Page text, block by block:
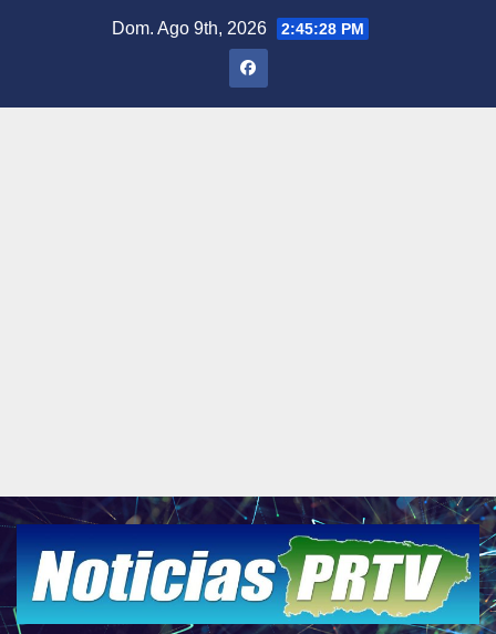
Dom. Ago 9th, 2026 2:45:29 PM